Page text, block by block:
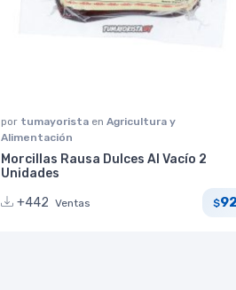
por tumayorista en Agricultura y
Alimentación
Morcillas Rausa Dulces Al Vacío 2
Unidades
+442 Ventas $92